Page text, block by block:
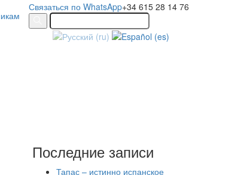
Связаться по WhatsApp+34 615 28 14 76
Последние записи
Тапас – истинно испанское